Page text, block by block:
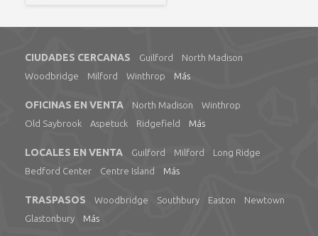
CIUDADES CERCANAS Guilford
North Madison
Woodbridge
Milford Winthrop Más
OFICINAS EN VENTA North Madison
Winthrop
Old Saybrook
Aspetuck Ridgefield Más
LOCALES EN VENTA Guilford Milford
Long Ridge
Bedford Center
Centre Island Más
TRASPASOS Woodbridge Southbury Easton
Newtown
Glastonbury
Más